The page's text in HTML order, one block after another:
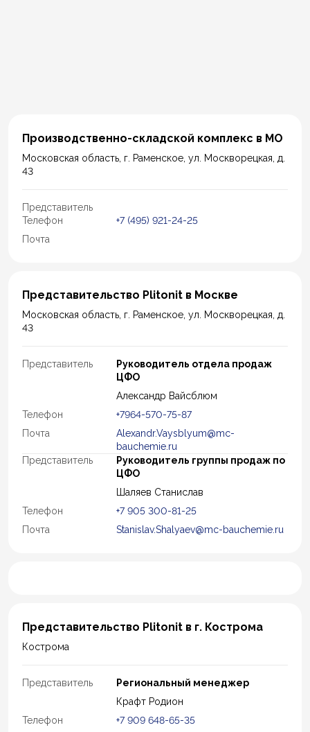
Производственно-складской комплекс в МО
Московская область, г. Раменское, ул. Москворецкая, д.
43
Представитель
Телефон
+7 (495) 921-24-25
Почта
Представительство Plitonit в Москве
Московская область, г. Раменское, ул. Москворецкая, д.
43
Представитель
Руководитель отдела продаж
ЦФО
Александр Вайсблюм
Телефон
+7964-570-75-87
Почта
Alexandr.Vaysblyum@mc-
bauchemie.ru
Представитель
Руководитель группы продаж по
ЦФО
Шаляев Станислав
Телефон
+7 905 300-81-25
Почта
Stanislav.Shalyaev@mc-bauchemie.ru
Представительство Plitonit в г. Кострома
Кострома
Представитель
Региональный менеджер
Крафт Родион
Телефон
+7 909 648-65-35